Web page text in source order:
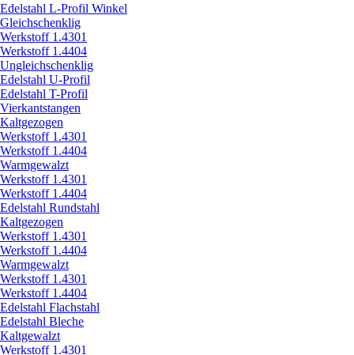
Edelstahl L-Profil Winkel
Gleichschenklig
Werkstoff 1.4301
Werkstoff 1.4404
Ungleichschenklig
Edelstahl U-Profil
Edelstahl T-Profil
Vierkantstangen
Kaltgezogen
Werkstoff 1.4301
Werkstoff 1.4404
Warmgewalzt
Werkstoff 1.4301
Werkstoff 1.4404
Edelstahl Rundstahl
Kaltgezogen
Werkstoff 1.4301
Werkstoff 1.4404
Warmgewalzt
Werkstoff 1.4301
Werkstoff 1.4404
Edelstahl Flachstahl
Edelstahl Bleche
Kaltgewalzt
Werkstoff 1.4301